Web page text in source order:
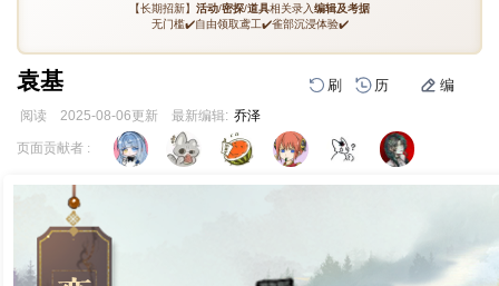
【长期招新】 活动/密探/道具相关录入编辑及考据
无门槛✔️自由领取鸢工✔️雀部沉浸体验✔️
袁基 刷 历 编
阅读 2025-08-06更新 最新编辑: 乔泽
跳
导
跳
搜
页面贡献者 :